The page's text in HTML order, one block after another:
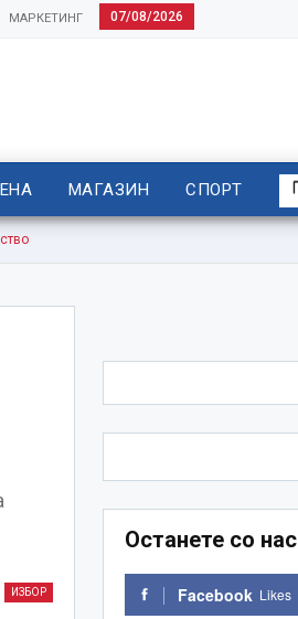
07/08/2026
МАРКЕТИНГ
МАГАЗИН СПОРТ
ИЗБОР
Останете со нас
Facebook Likes